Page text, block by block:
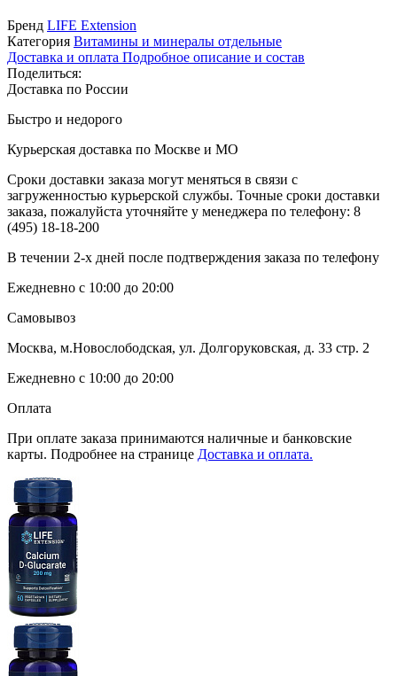
Бренд LIFE Extension
Категория Витамины и минералы отдельные
Доставка и оплата Подробное описание и состав
Поделиться:
Доставка по России
Быстро и недорого
Курьерская доставка по Москве и МО
Сроки доставки заказа могут меняться в связи с
загруженностью курьерской службы. Точные сроки доставки
заказа, пожалуйста уточняйте у менеджера по телефону: 8
(495) 18-18-200
В течении 2-х дней после подтверждения заказа по телефону
Ежедневно с 10:00 до 20:00
Самовывоз
Москва, м.Новослободская, ул. Долгоруковская, д. 33 стр. 2
Ежедневно с 10:00 до 20:00
Оплата
При оплате заказа принимаются наличные и банковские
карты. Подробнее на странице Доставка и оплата.